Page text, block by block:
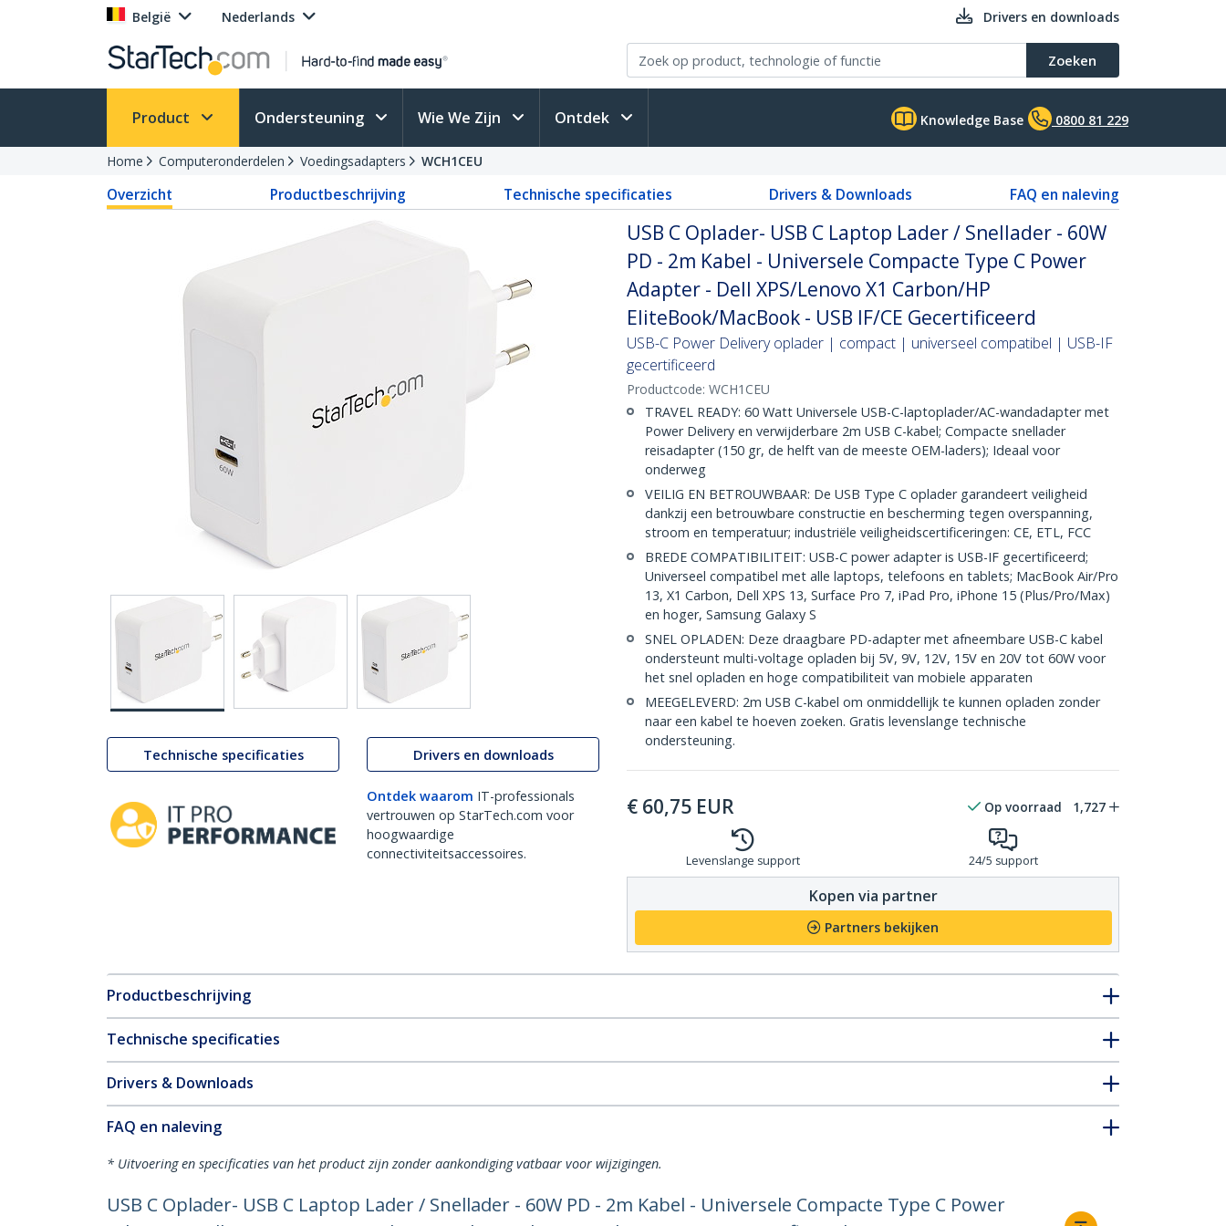
België Nederlands Drivers en downloads
Zoeken
Product Ondersteuning Wie We Zijn Ontdek Knowledge Base 0800 81 229
Home Computeronderdelen Voedingsadapters WCH1CEU
Overzicht Productbeschrijving Technische specificaties Drivers & Downloads FAQ en naleving
Technische specificaties Drivers en downloads
Ontdek waarom IT-professionals
vertrouwen op StarTech.com voor
hoogwaardige
connectiviteitsaccessoires.
USB C Oplader- USB C Laptop Lader / Snellader - 60W
PD - 2m Kabel - Universele Compacte Type C Power
Adapter - Dell XPS/Lenovo X1 Carbon/HP
EliteBook/MacBook - USB IF/CE Gecertificeerd
USB-C Power Delivery oplader | compact | universeel compatibel | USB-IF
gecertificeerd
Productcode: WCH1CEU
TRAVEL READY: 60 Watt Universele USB-C-laptoplader/AC-wandadapter met
Power Delivery en verwijderbare 2m USB C-kabel; Compacte snellader
reisadapter (150 gr, de helft van de meeste OEM-laders); Ideaal voor
onderweg
VEILIG EN BETROUWBAAR: De USB Type C oplader garandeert veiligheid
dankzij een betrouwbare constructie en bescherming tegen overspanning,
stroom en temperatuur; industriële veiligheidscertificeringen: CE, ETL, FCC
BREDE COMPATIBILITEIT: USB-C power adapter is USB-IF gecertificeerd;
Universeel compatibel met alle laptops, telefoons en tablets; MacBook Air/Pro
13, X1 Carbon, Dell XPS 13, Surface Pro 7, iPad Pro, iPhone 15 (Plus/Pro/Max)
en hoger, Samsung Galaxy S
SNEL OPLADEN: Deze draagbare PD-adapter met afneembare USB-C kabel
ondersteunt multi-voltage opladen bij 5V, 9V, 12V, 15V en 20V tot 60W voor
het snel opladen en hoge compatibiliteit van mobiele apparaten
MEEGELEVERD: 2m USB C-kabel om onmiddellijk te kunnen opladen zonder
naar een kabel te hoeven zoeken. Gratis levenslange technische
ondersteuning.
€ 60,75 EUR Op voorraad 1,727
Levenslange support 24/5 support
Kopen via partner
Partners bekijken
Productbeschrijving
Technische specificaties
Drivers & Downloads
FAQ en naleving
* Uitvoering en specificaties van het product zijn zonder aankondiging vatbaar voor wijzigingen.
USB C Oplader- USB C Laptop Lader / Snellader - 60W PD - 2m Kabel - Universele Compacte Type C Power